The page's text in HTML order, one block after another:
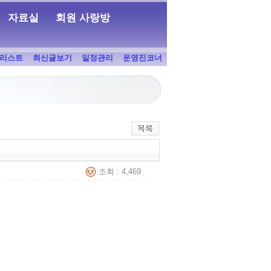
자료실 회원 사랑방
스트 최신글보기 일정관리 운영진코너
조회 : 4,469